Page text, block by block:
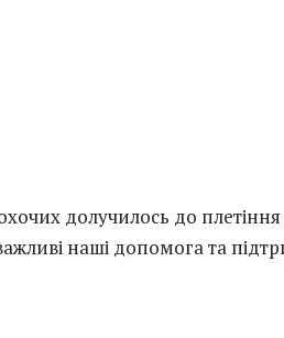
долучилось до плетіння
наші допомога та